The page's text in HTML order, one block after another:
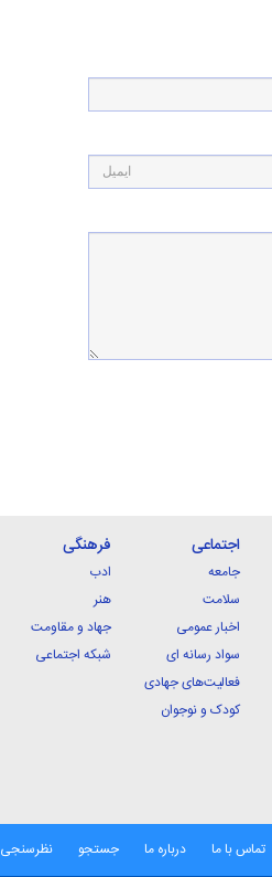
اجتماعی
جامعه
سلامت
اخبار عمومی
سواد رسانه ای
فعالیت‌های جهادی
کودک و نوجوان
فرهنگی
ادب
هنر
جهاد و مقاومت
شبکه اجتماعی
تماس با ما درباره ما جستجو نظرسنجی